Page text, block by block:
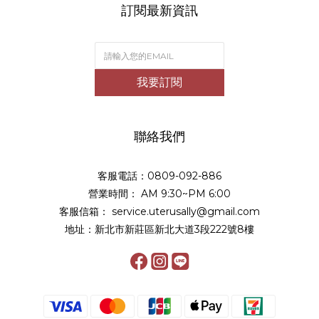
訂閱最新資訊
我要訂閱
聯絡我們
客服電話：0809-092-886
營業時間： AM 9:30~PM 6:00
客服信箱： service.uterusally@gmail.com
地址：新北市新莊區新北大道3段222號8樓